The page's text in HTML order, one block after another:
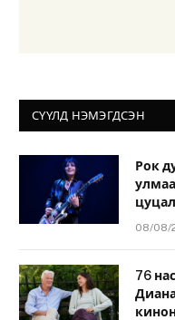
СҮҮЛД НЭМЭГДСЭН
Рок
08/08/
76